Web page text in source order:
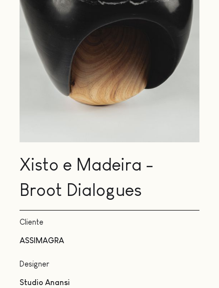
Xisto e Madeira -
Broot Dialogues
Cliente
ASSIMAGRA
Designer
Studio Anansi